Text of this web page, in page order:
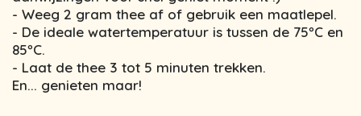
- Weeg 2 gram thee af of gebruik een maatlepel.
- De ideale watertemperatuur is tussen de 75ºC en
85ºC.
- Laat de thee 3 tot 5 minuten trekken.
En... genieten maar!